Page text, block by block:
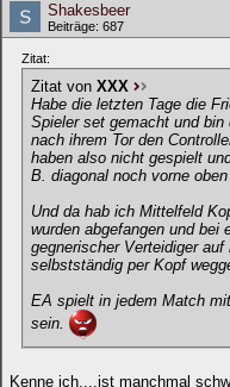
Shakesbeer
Beiträge: 687
Zitat:
Zitat von XXX
Habe die letzten Tage die
Spieler set gemacht und
nach ihrem Tor den
haben also nicht gespielt
B. diagonal noch vorne oben
Und da hab ich Mittelfeld
wurden abgefangen und bei
gegnerischer Verteidiger
selbstständig per Kopf
EA spielt in jedem Match
sein.
Kenne ich....ist manchmal